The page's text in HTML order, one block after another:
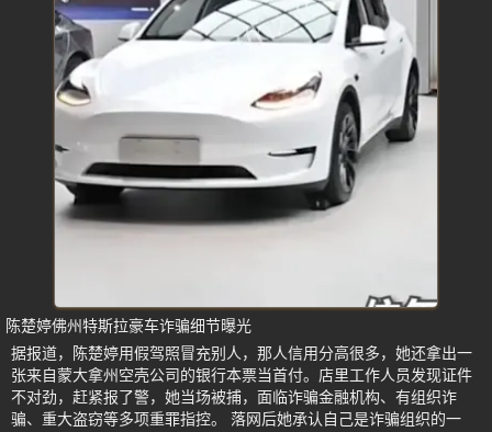
陈楚婷佛州特斯拉豪车诈骗细节曝光
据报道，陈楚婷用假驾照冒充别人，那人信用分高很多，她还拿出一
张来自蒙大拿州空壳公司的银行本票当首付。店里工作人员发现证件
不对劲，赶紧报了警，她当场被捕，面临诈骗金融机构、有组织诈
骗、重大盗窃等多项重罪指控。 落网后她承认自己是诈骗组织的一